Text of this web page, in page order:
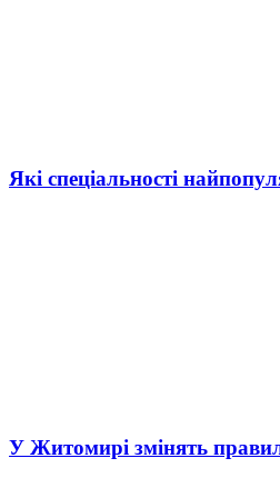
Які спеціальності
У Житомирі змінять